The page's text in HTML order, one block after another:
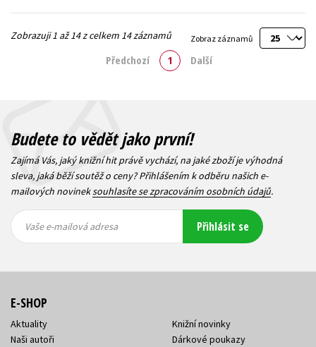
Zobraz záznamů
Zobrazuji 1 až 14 z celkem 14 záznamů
Předchozí 1 Další
Budete to vědět jako první!
Zajímá Vás, jaký knižní hit právě vychází, na jaké zboží je výhodná
sleva, jaká běží soutěž o ceny? Přihlášením k odběru našich e-
mailových novineksouhlasíte se zpracováním osobních údajů.
mailová
mailová
Vaše e-mailová adresa Přihlásit se
E-SHOP
Aktuality
Naši autoři
Knižní novinky
Dárkové poukazy